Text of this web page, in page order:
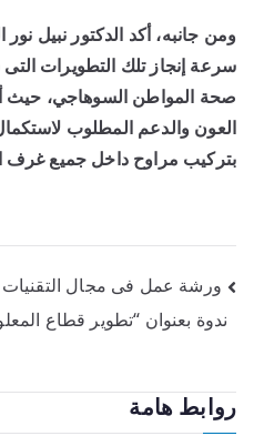
ومن جانبه، أكد الدكتور نبيل
سرعة إنجاز تلك التطويرات
صحة المواطن السوهاجي، حيث
العون والدعم المطلوب
بتركيب مراوح داخل جميع غرف
ورشة عمل فى مجال التقنیات
ندوة بعنوان “تطوير قطاع
روابط هامة